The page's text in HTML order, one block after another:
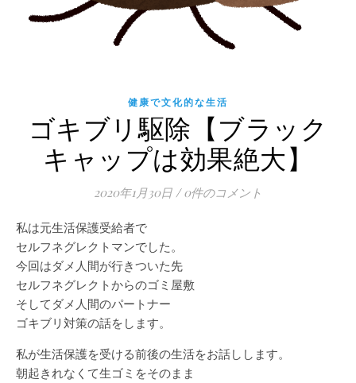
健康で文化的な生活
ゴキブリ駆除【ブラック
キャップは効果絶大】
2020年1月30日 / 0件のコメント
私は元生活保護受給者で
セルフネグレクトマンでした。
今回はダメ人間が行きついた先
セルフネグレクトからのゴミ屋敷
そしてダメ人間のパートナー
ゴキブリ対策の話をします。
私が生活保護を受ける前後の生活をお話しします。
朝起きれなくて生ゴミをそのまま